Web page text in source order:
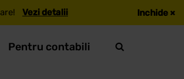
Vezi detalii Inchide ×
Pentru contabili